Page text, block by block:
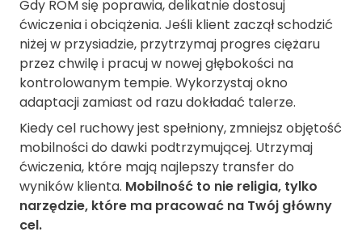
Gdy ROM się poprawia, delikatnie dostosuj
ćwiczenia i obciążenia. Jeśli klient zaczął schodzić
niżej w przysiadzie, przytrzymaj progres ciężaru
przez chwilę i pracuj w nowej głębokości na
kontrolowanym tempie. Wykorzystaj okno
adaptacji zamiast od razu dokładać talerze.
Kiedy cel ruchowy jest spełniony, zmniejsz objętość
mobilności do dawki podtrzymującej. Utrzymaj
ćwiczenia, które mają najlepszy transfer do
wyników klienta. Mobilność to nie religia, tylko
narzędzie, które ma pracować na Twój główny
cel.